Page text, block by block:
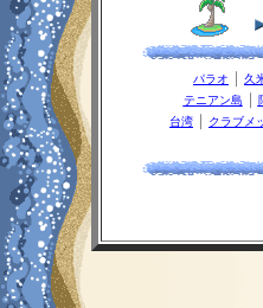
パラオ ｜ 久
テニアン島
｜
台湾 ｜ クラブメ